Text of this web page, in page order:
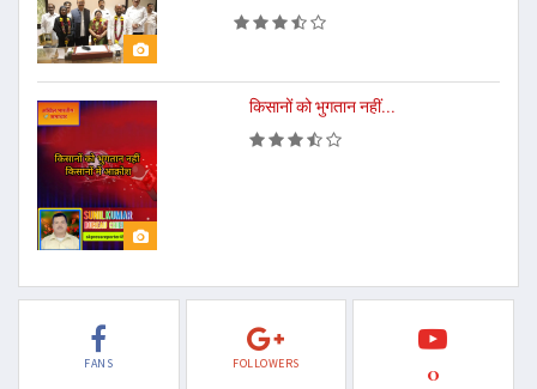
किसानों को भुगतान नहीं...
FANS FOLLOWERS 0